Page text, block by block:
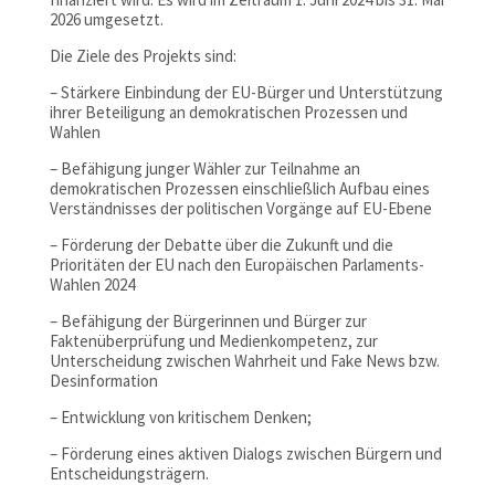
2026 umgesetzt.
Die Ziele des Projekts sind:
– Stärkere Einbindung der EU-Bürger und Unterstützung
ihrer Beteiligung an demokratischen Prozessen und
Wahlen
– Befähigung junger Wähler zur Teilnahme an
demokratischen Prozessen einschließlich Aufbau eines
Verständnisses der politischen Vorgänge auf EU-Ebene
– Förderung der Debatte über die Zukunft und die
Prioritäten der EU nach den Europäischen Parlaments-
Wahlen 2024
– Befähigung der Bürgerinnen und Bürger zur
Faktenüberprüfung und Medienkompetenz, zur
Unterscheidung zwischen Wahrheit und Fake News bzw.
Desinformation
– Entwicklung von kritischem Denken;
– Förderung eines aktiven Dialogs zwischen Bürgern und
Entscheidungsträgern.